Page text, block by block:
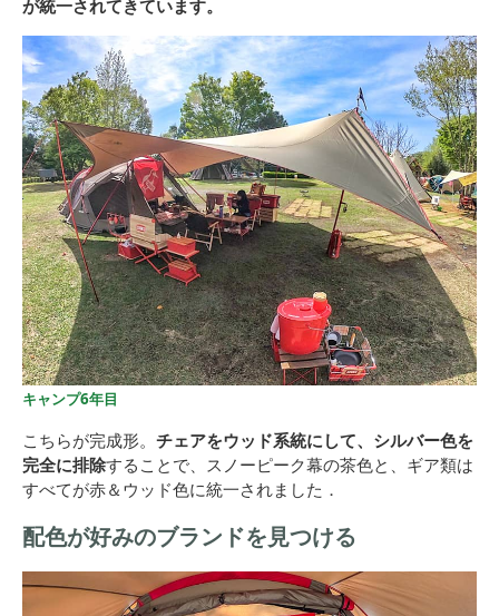
が統一されてきています。
キャンプ6年目
こちらが完成形。 チェアをウッド系統にして、シルバー色を
完全に排除することで、スノーピーク幕の茶色と、ギア類は
すべてが赤＆ウッド色に統一されました．
配色が好みのブランドを見つける